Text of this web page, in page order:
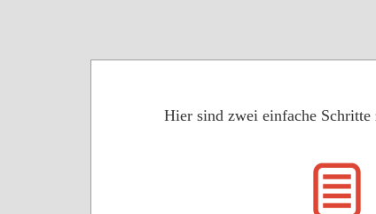
Hier sind zwei einfache